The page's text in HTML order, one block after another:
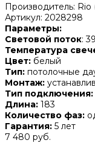
Производитель: Rio
Артикул: 2028298
Параметры:
Световой поток:
Температура
Цвет: белый
Тип: потолочные
Монтаж:
Тип подключения:
Длина: 183
Количество фаз:
Гарантия: 5 лет
7 480 руб.